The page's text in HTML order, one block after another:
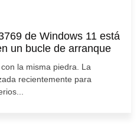
de Windows 11 está
un bucle de arranque
la misma piedra. La
recientemente para